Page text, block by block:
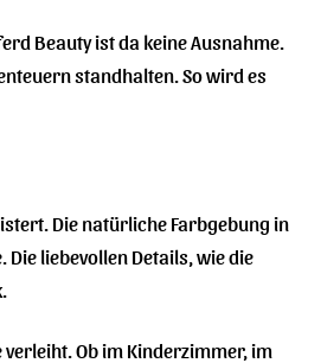
Beauty ist da keine Ausnahme.
standhalten. So wird es
Die natürliche Farbgebung in
liebevollen Details, wie die
Ob im Kinderzimmer, im